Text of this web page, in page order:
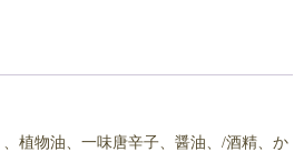
植物油、一味唐辛子、醤油、/酒精、か